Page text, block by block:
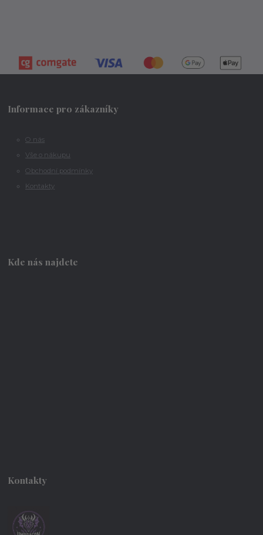
Informace pro zákazníky
O nás
Vše o nákupu
Obchodní podmínky
Kontakty
Kde nás najdete
Kontakty